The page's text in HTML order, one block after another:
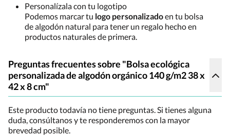
Personalízala con tu logotipo
Podemos marcar tu logo personalizadoen tu bolsa
de algodón natural para tener un regalo hecho en
productos naturales de primera.
Preguntas frecuentes sobre "Bolsa ecológica
personalizada de algodón orgánico 140 g/m2 38 x
42 x 8 cm"
Este producto todavía no tiene preguntas. Si tienes alguna
duda, consúltanos y te responderemos con la mayor
brevedad posible.